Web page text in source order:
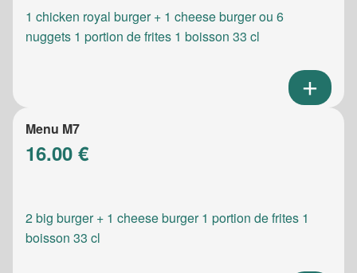
1 chicken royal burger + 1 cheese burger ou 6
nuggets 1 portion de frites 1 boisson 33 cl
Menu M7
16.00 €
2 big burger + 1 cheese burger 1 portion de frites 1
boisson 33 cl